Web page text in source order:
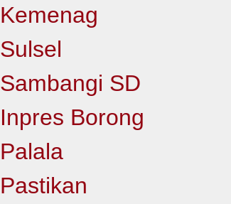
Kemenag
Sulsel
Sambangi SD
Inpres Borong
Palala
Pastikan